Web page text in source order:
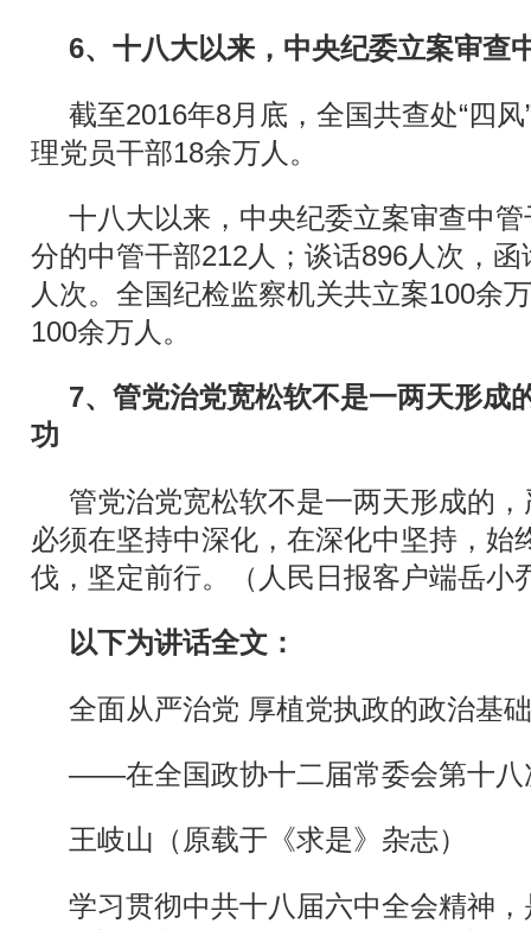
6、十八大以来，中央纪委立案审查
截至2016年8月底，全国共查处“四
理党员干部18余万人。
十八大以来，中央纪委立案审查中
分的中管干部212人；谈话896人次，
人次。全国纪检监察机关共立案100余
100余万人。
7、管党治党宽松软不是一两天形成
功
管党治党宽松软不是一两天形成的
必须在坚持中深化，在深化中坚持，始
伐，坚定前行。（人民日报客户端岳小
以下为讲话全文：
全面从严治党 厚植党执政的政治基础
——在全国政协十二届常委会第十八
王岐山（原载于《求是》杂志）
学习贯彻中共十八届六中全会精神